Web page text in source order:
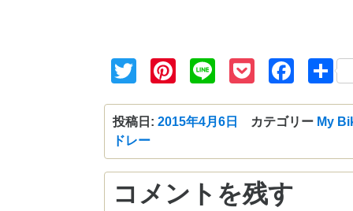
TwitterPinterest
Line Pocket
投稿日: 2015年4月6日 カテゴリー My
ドレー
コメントを残す